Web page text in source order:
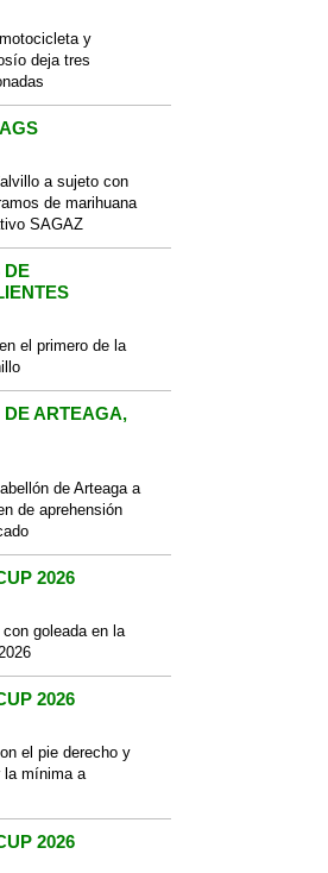
y
deja tres
a sujeto con
de marihuana
SAGAZ
DE
el primero de la
ARTEAGA,
de Arteaga a
de aprehensión
2026
goleada en la
2026
el pie derecho y
la mínima a
2026